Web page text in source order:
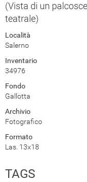
(Vista di un
teatrale)
Località
Salerno
Inventario
34976
Fondo
Gallotta
Archivio
Fotografico
Formato
Las. 13x18
TAGS